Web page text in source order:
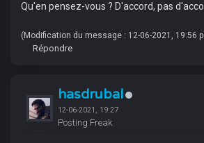
Qu'en pensez-vous ? D'accord, pas
(Modification du message : 12-06-2021, 19:56
Répondre
hasdrubal
12-06-2021, 19:27
Posting Freak